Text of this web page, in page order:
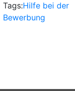
Tags:Hilfe bei der
Bewerbung